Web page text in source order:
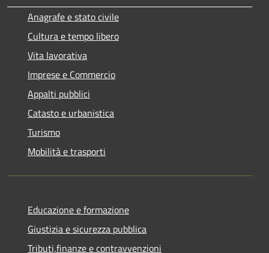
Anagrafe e stato civile
Cultura e tempo libero
Vita lavorativa
Imprese e Commercio
Appalti pubblici
Catasto e urbanistica
Turismo
Mobilità e trasporti
Educazione e formazione
Giustizia e sicurezza pubblica
Tributi,finanze e contravvenzioni